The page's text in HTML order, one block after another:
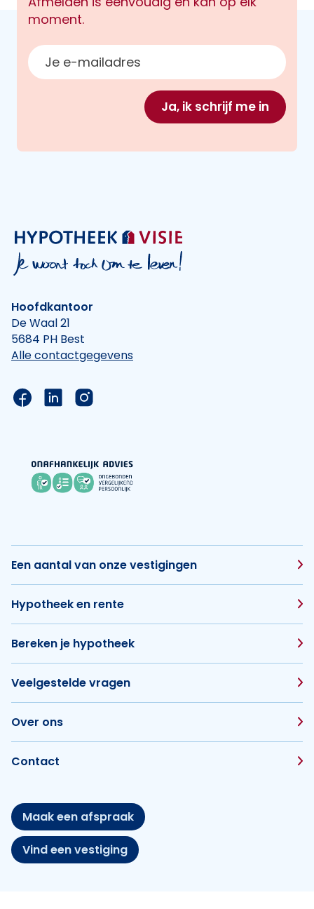
moment.
E-mailadres
Ja, ik schrijf me in
Hoofdkantoor
De Waal 21
5684 PH Best
Alle contactgegevens
Link naar de Facebook pagina van Hypotheek
Link naar de LinkedIn pagina van
Link naar de Instagram pagina van
Een aantal van onze vestigingen
Hypotheek en rente
Bereken je hypotheek
Veelgestelde vragen
Over ons
Contact
Maak een afspraak
Vind een vestiging